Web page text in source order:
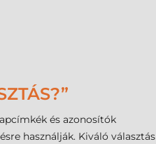
és azonosítók
használják. Kiváló választás